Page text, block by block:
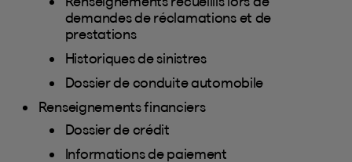
demandes de réclamations et de
prestations
Historiques de sinistres
Dossier de conduite automobile
Renseignements financiers
Dossier de crédit
Informations de paiement